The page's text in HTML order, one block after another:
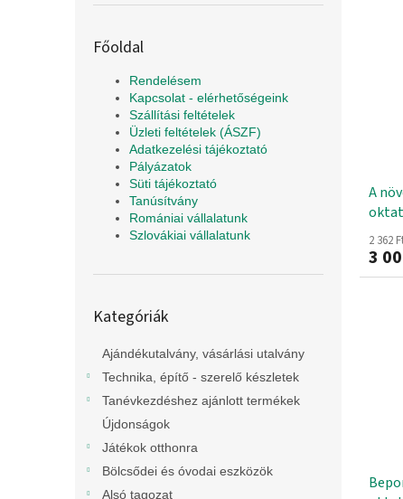
Főoldal
Rendelésem
Kapcsolat - elérhetőségeink
Szállítási feltételek
Üzleti feltételek (ÁSZF)
Adatkezelési tájékoztató
Pályázatok
Süti tájékoztató
Tanúsítvány
Romániai vállalatunk
Szlovákiai vállalatunk
átugrása
Kategóriák
Ajándékutalvány, vásárlási utalvány
Technika, építő - szerelő készletek
Tanévkezdéshez ajánlott termékek
Újdonságok
Játékok otthonra
Bölcsődei és óvodai eszközök
Alsó tagozat
A
2 362
3